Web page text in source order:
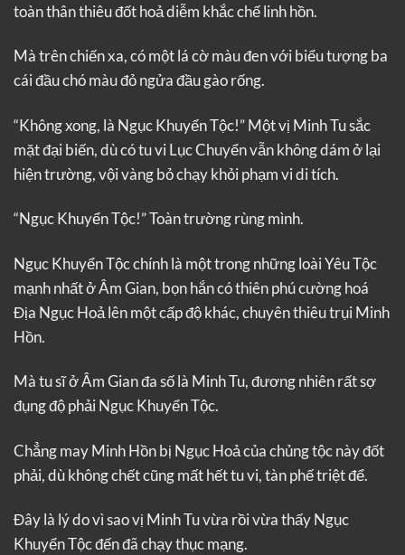
toàn thân thiêu đốt hoả diễm khắc chế linh hồn.
Mà trên chiến xa, có một lá cờ màu đen với biểu tượng ba
cái đầu chó màu đỏ ngửa đầu gào rống.
“Không xong, là Ngục Khuyển Tộc!” Một vị Minh Tu sắc
mặt đại biến, dù có tu vi Lục Chuyển vẫn không dám ở lại
hiện trường, vội vàng bỏ chạy khỏi phạm vi di tích.
“Ngục Khuyển Tộc!” Toàn trường rùng mình.
Ngục Khuyển Tộc chính là một trong những loài Yêu Tộc
mạnh nhất ở Âm Gian, bọn hắn có thiên phú cường hoá
Địa Ngục Hoả lên một cấp độ khác, chuyên thiêu trụi Minh
Hồn.
Mà tu sĩ ở Âm Gian đa số là Minh Tu, đương nhiên rất sợ
đụng độ phải Ngục Khuyển Tộc.
Chẳng may Minh Hồn bị Ngục Hoả của chủng tộc này đốt
phải, dù không chết cũng mất hết tu vi, tàn phế triệt để.
Đây là lý do vì sao vị Minh Tu vừa rồi vừa thấy Ngục
Khuyển Tộc đến đã chạy thục mạng.